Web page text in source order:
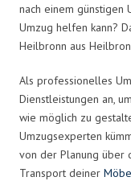
nach einem günstigen
Umzug helfen kann?
Heilbronn aus
Als professionelles
Dienstleistungen an,
wie möglich zu
Umzugsexperten
von der Planung über
Transport deiner